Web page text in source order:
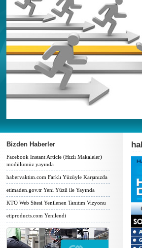
Bizden Haberler
Facebook Instant Article (Hızlı Makaleler)
modülümüz yayında
habervaktim.com Farklı Yüzüyle Karşınızda
etimaden.gov.tr Yeni Yüzü ile Yayında
KTO Web Sitesi Yenilenen Tanıtım Vizyonu
etiproducts.com Yenilendi